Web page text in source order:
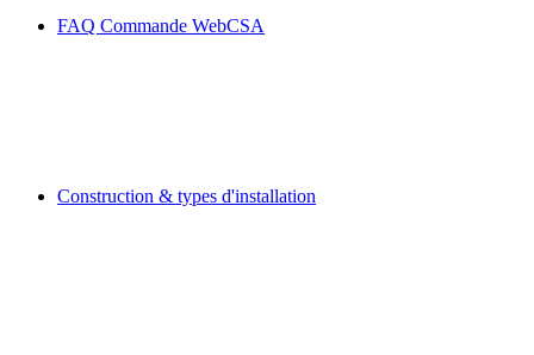
FAQ Commande WebCSA
Construction & types d'installation